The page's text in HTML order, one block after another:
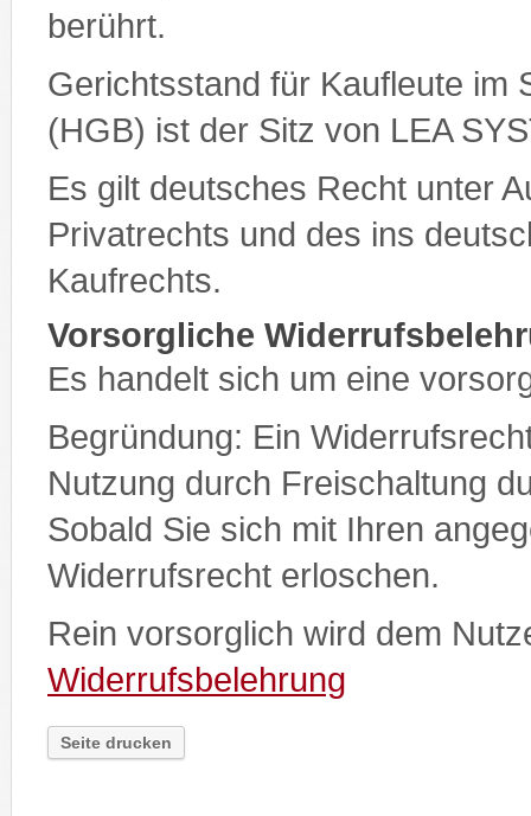
berührt.
Gerichtsstand für Kaufleute im
(HGB) ist der Sitz von LEA
Es gilt deutsches Recht unter
Privatrechts und des ins
Kaufrechts.
Vorsorgliche
Es handelt sich um eine
Begründung: Ein
Nutzung durch Freischaltung
Sobald Sie sich mit Ihren
Widerrufsrecht erloschen.
Rein vorsorglich wird dem
Widerrufsbelehrung
Seite drucken